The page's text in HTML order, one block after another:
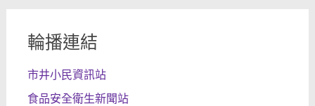
輪播連結
市井小民資訊站
食品安全衛生新聞站